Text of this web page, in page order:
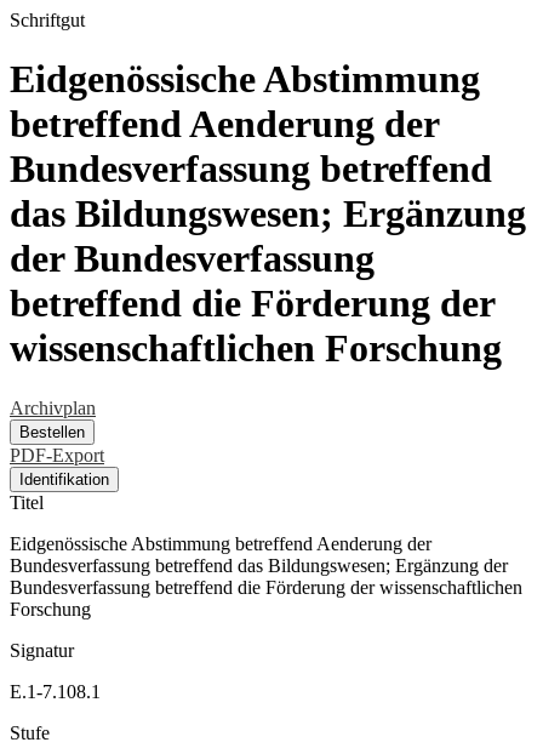
Schriftgut
Eidgenössische Abstimmung
betreffend Aenderung der
Bundesverfassung betreffend
das Bildungswesen; Ergänzung
der Bundesverfassung
betreffend die Förderung der
wissenschaftlichen Forschung
Archivplan
Bestellen
PDF-Export
Identifikation
Titel
Eidgenössische Abstimmung betreffend Aenderung der
Bundesverfassung betreffend das Bildungswesen; Ergänzung der
Bundesverfassung betreffend die Förderung der wissenschaftlichen
Forschung
Signatur
E.1-7.108.1
Stufe